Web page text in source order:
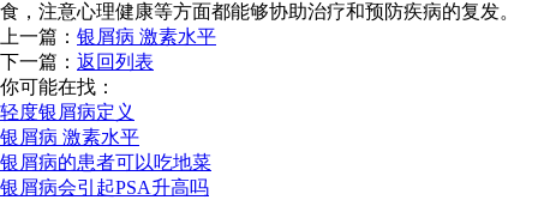
食，注意心理健康等方面都能够协助治疗和预防疾病的复发。
上一篇： 银屑病 激素水平
下一篇： 返回列表
你可能在找：
轻度银屑病定义
银屑病 激素水平
银屑病的患者可以吃地菜
银屑病会引起PSA升高吗